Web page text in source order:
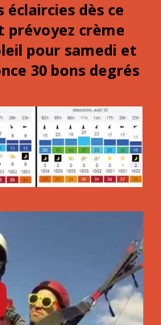
dès ce
prévoyez crème
pour samedi et
30 bons degrés